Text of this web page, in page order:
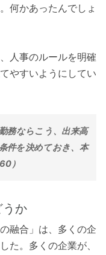
何かあったんでしょ
人事のルールを明確
やすいようにしてい
務ならこう、出来高
件を決めておき、本
）
うか
融合」は、多くの企
た。多くの企業が、